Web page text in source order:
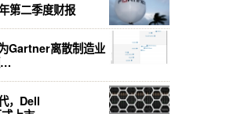
第二季度财报
Gartner离散制造业
…
，Dell